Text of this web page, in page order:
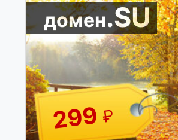
домен.SU
299₽